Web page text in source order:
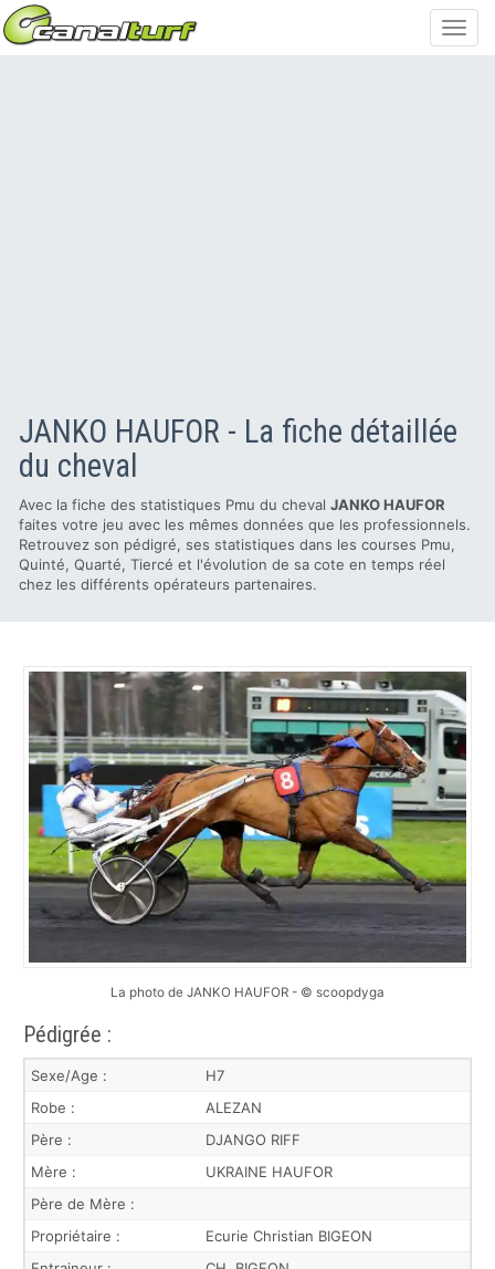
JANKO HAUFOR - La fiche détaillée
du cheval
Avec la fiche des statistiques Pmu du cheval JANKO HAUFOR
faites votre jeu avec les mêmes données que les professionnels.
Retrouvez son pédigré, ses statistiques dans les courses Pmu,
Quinté, Quarté, Tiercé et l'évolution de sa cote en temps réel
chez les différents opérateurs partenaires.
La photo de JANKO HAUFOR - © scoopdyga
Pédigrée :
Sexe/Age :
H7
Robe :
ALEZAN
Père :
DJANGO RIFF
Mère :
UKRAINE HAUFOR
Père de Mère :
Propriétaire :
Ecurie Christian BIGEON